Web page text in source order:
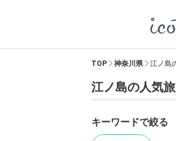
TOP 神奈川県 江ノ島
江ノ島の人気
キーワードで絞る